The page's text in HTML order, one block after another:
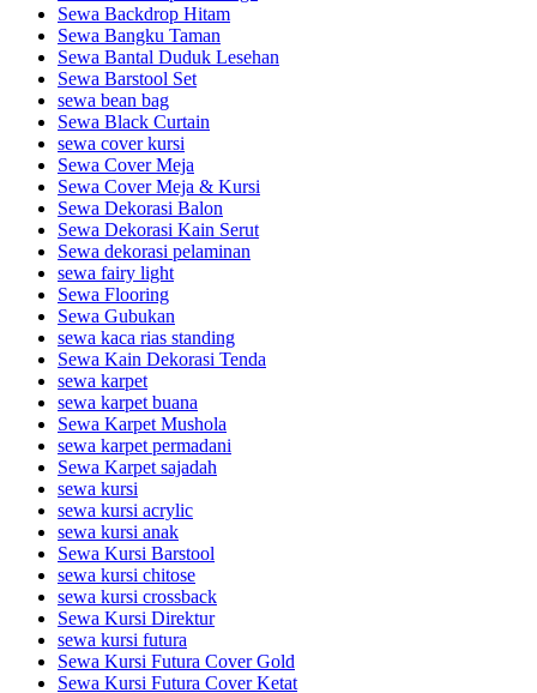
Sewa Backdrop Hitam
Sewa Bangku Taman
Sewa Bantal Duduk Lesehan
Sewa Barstool Set
sewa bean bag
Sewa Black Curtain
sewa cover kursi
Sewa Cover Meja
Sewa Cover Meja & Kursi
Sewa Dekorasi Balon
Sewa Dekorasi Kain Serut
Sewa dekorasi pelaminan
sewa fairy light
Sewa Flooring
Sewa Gubukan
sewa kaca rias standing
Sewa Kain Dekorasi Tenda
sewa karpet
sewa karpet buana
Sewa Karpet Mushola
sewa karpet permadani
Sewa Karpet sajadah
sewa kursi
sewa kursi acrylic
sewa kursi anak
Sewa Kursi Barstool
sewa kursi chitose
sewa kursi crossback
Sewa Kursi Direktur
sewa kursi futura
Sewa Kursi Futura Cover Gold
Sewa Kursi Futura Cover Ketat